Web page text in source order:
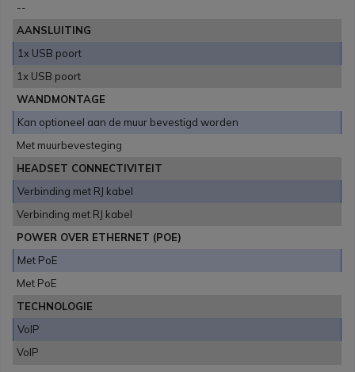
--
AANSLUITING
1x USB poort
1x USB poort
WANDMONTAGE
Kan optioneel aan de muur bevestigd worden
Met muurbevesteging
HEADSET CONNECTIVITEIT
Verbinding met RJ kabel
Verbinding met RJ kabel
POWER OVER ETHERNET (POE)
Met PoE
Met PoE
TECHNOLOGIE
VoIP
VoIP